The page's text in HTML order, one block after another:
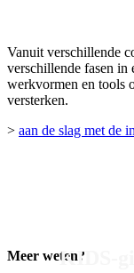
KIDS-
Vanuit verschillende
verschillende fasen
werkvormen en tools
versterken.
> aan de slag met de
Meer weten?